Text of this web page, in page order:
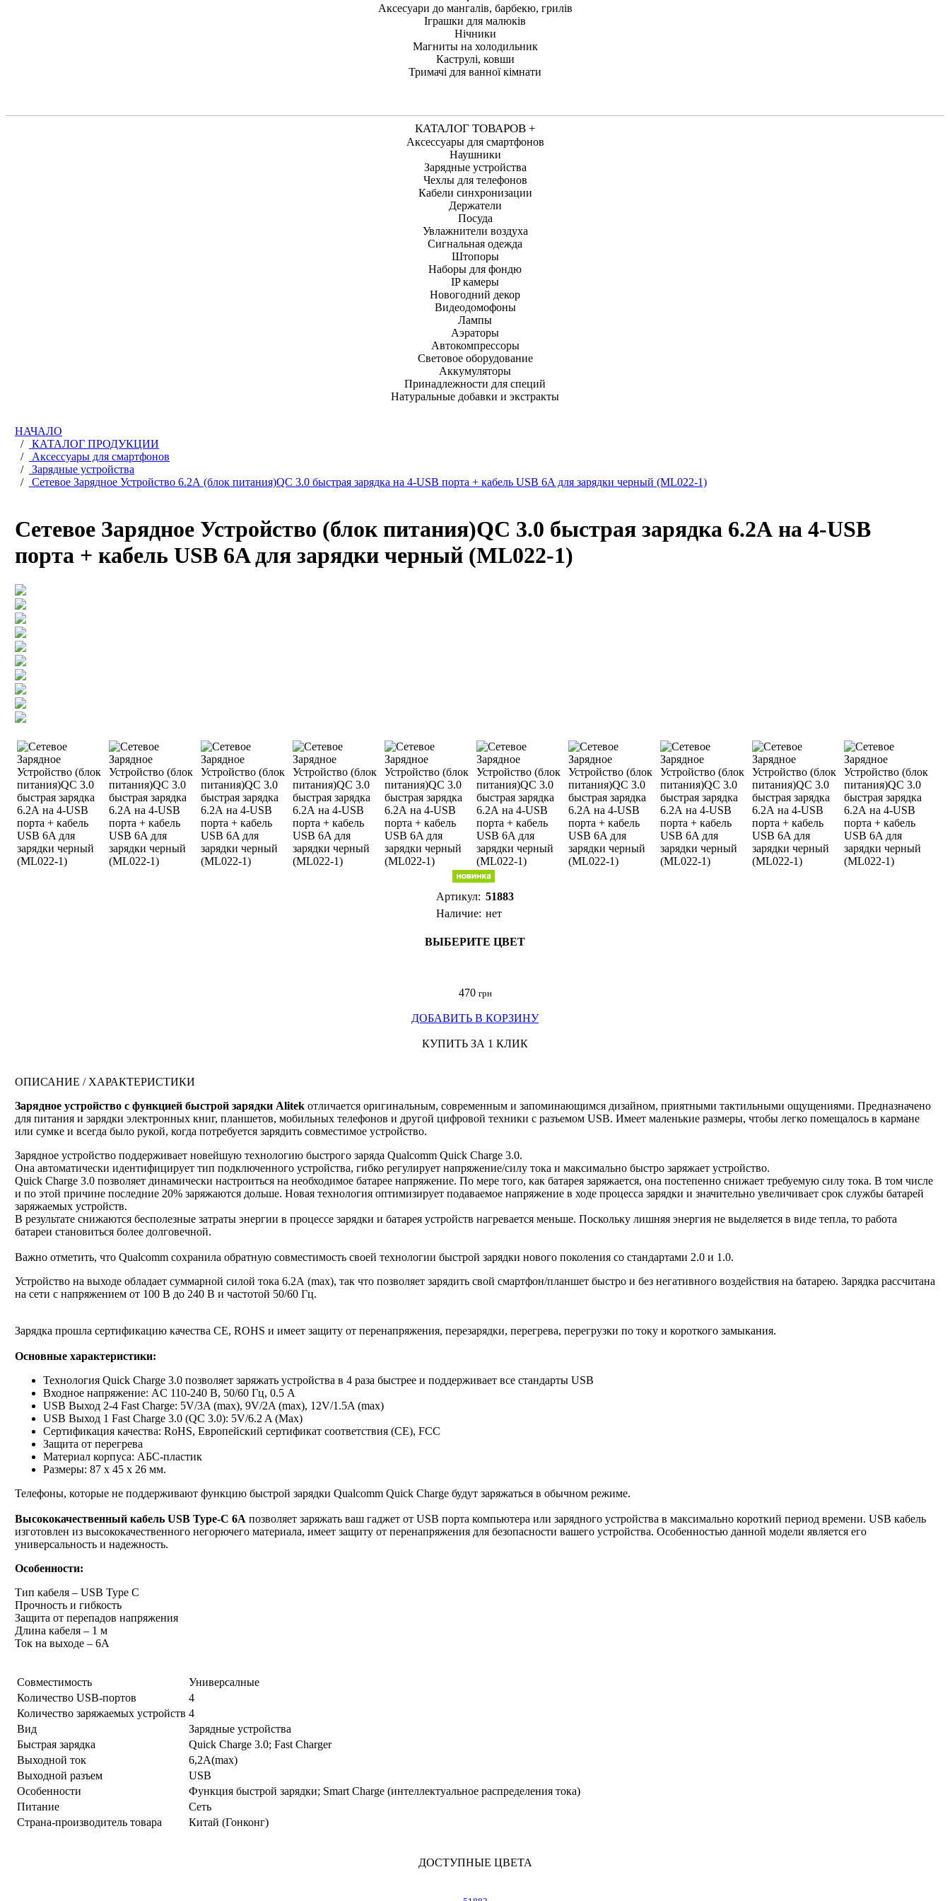
Аксесуари до мангалів, барбекю, грилів
Іграшки для малюків
Нічники
Магниты на холодильник
Каструлі, ковши
Тримачі для ванної кімнати
КАТАЛОГ ТОВАРОВ +
Аксессуары для смартфонов
Наушники
Зарядные устройства
Чехлы для телефонов
Кабели синхронизации
Держатели
Посуда
Увлажнители воздуха
Сигнальная одежда
Штопоры
Наборы для фондю
IP камеры
Новогодний декор
Видеодомофоны
Лампы
Аэраторы
Автокомпрессоры
Световое оборудование
Аккумуляторы
Принадлежности для специй
Натуральные добавки и экстракты
НАЧАЛО
/
КАТАЛОГ ПРОДУКЦИИ
/
Аксессуары для смартфонов
/
Зарядные устройства
/
Сетевое Зарядное Устройство 6.2А (блок питания)QC 3.0 быстрая зарядка на 4-USB порта + кабель USB 6A для зарядки черный (ML022-1)
Сетевое Зарядное Устройство (блок питания)QC 3.0 быстрая зарядка 6.2А на 4-USB
порта + кабель USB 6A для зарядки черный (ML022-1)
Артикул: 51883
Наличие: нет
ВЫБЕРИТЕ ЦВЕТ
470 грн
ДОБАВИТЬ В КОРЗИНУ
КУПИТЬ ЗА 1 КЛИК
ОПИСАНИЕ / ХАРАКТЕРИСТИКИ
Зарядное устройство с функцией быстрой зарядки Alitek отличается оригинальным, современным и запоминающимся дизайном, приятными тактильными ощущениями. Предназначено
для питания и зарядки электронных книг, планшетов, мобильных телефонов и другой цифровой техники с разъемом USB. Имеет маленькие размеры, чтобы легко помещалось в кармане
или сумке и всегда было рукой, когда потребуется зарядить совместимое устройство.
Зарядное устройство поддерживает новейшую технологию быстрого заряда Qualcomm Quick Charge 3.0.
Она автоматически идентифицирует тип подключенного устройства, гибко регулирует напряжение/силу тока и максимально быстро заряжает устройство.
Quick Charge 3.0 позволяет динамически настроиться на необходимое батарее напряжение. По мере того, как батарея заряжается, она постепенно снижает требуемую силу тока. В том числе
и по этой причине последние 20% заряжаются дольше. Новая технология оптимизирует подаваемое напряжение в ходе процесса зарядки и значительно увеличивает срок службы батарей
заряжаемых устройств.
В результате снижаются бесполезные затраты энергии в процессе зарядки и батарея устройств нагревается меньше. Поскольку лишняя энергия не выделяется в виде тепла, то работа
батареи становиться более долговечной.
Важно отметить, что Qualcomm сохранила обратную совместимость своей технологии быстрой зарядки нового поколения со стандартами 2.0 и 1.0.
Устройство на выходе обладает суммарной силой тока 6.2А (max), так что позволяет зарядить свой смартфон/планшет быстро и без негативного воздействия на батарею. Зарядка рассчитана
на сети с напряжением от 100 В до 240 В и частотой 50/60 Гц.
Зарядка прошла сертификацию качества CE, ROHS и имеет защиту от перенапряжения, перезарядки, перегрева, перегрузки по току и короткого замыкания.
Основные характеристики:
Технология Quick Charge 3.0 позволяет заряжать устройства в 4 раза быстрее и поддерживает все стандарты USB
Входное напряжение: AC 110-240 В, 50/60 Гц, 0.5 А
USB Выход 2-4 Fast Charge: 5V/3A (max), 9V/2A (max), 12V/1.5A (max)
USB Выход 1 Fast Charge 3.0 (QC 3.0): 5V/6.2 A (Max)
Сертификация качества: RoHS, Европейский сертификат соответствия (CE), FCC
Защита от перегрева
Материал корпуса: AБС-пластик
Размеры: 87 x 45 x 26 мм.
Телефоны, которые не поддерживают функцию быстрой зарядки Qualcomm Quick Charge будут заряжаться в обычном режиме.
Высококачественный кабель USB Type-C 6A позволяет заряжать ваш гаджет от USB порта компьютера или зарядного устройства в максимально короткий период времени. USB кабель
изготовлен из высококачественного негорючего материала, имеет защиту от перенапряжения для безопасности вашего устройства. Особенностью данной модели является его
универсальность и надежность.
Особенности:
Тип кабеля – USB Type C
Прочность и гибкость
Защита от перепадов напряжения
Длина кабеля – 1 м
Ток на выходе – 6А
Совместимость
Универсалные
Количество USB-портов
4
Количество заряжаемых устройств 4
Вид
Зарядные устройства
Быстрая зарядка
Quick Charge 3.0; Fast Charger
Выходной ток
6,2A(max)
Выходной разъем
USB
Особенности
Функция быстрой зарядки; Smart Charge (интеллектуальное распределения тока)
Питание
Сеть
Страна-производитель товара
Китай (Гонконг)
ДОСТУПНЫЕ ЦВЕТА